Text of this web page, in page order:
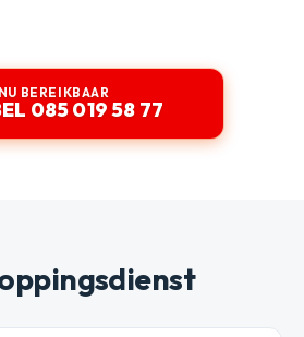
BEREIKBAAR
085 019 58 77